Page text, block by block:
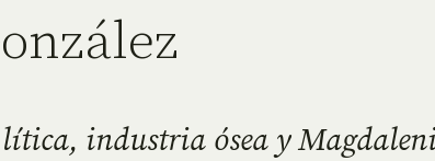
industria ósea y